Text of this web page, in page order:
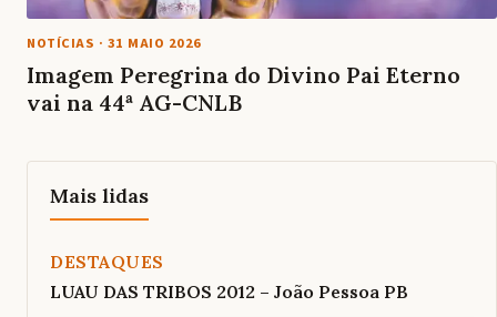
NOTÍCIAS · 31 MAIO 2026
Imagem Peregrina do Divino Pai Eterno
vai na 44ª AG-CNLB
Mais lidas
DESTAQUES
LUAU DAS TRIBOS 2012 – João Pessoa PB